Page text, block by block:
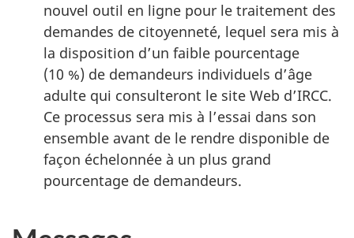
nouvel outil en ligne pour le traitement des
demandes de citoyenneté, lequel sera mis à
la disposition d’un faible pourcentage
(10 %) de demandeurs individuels d’âge
adulte qui consulteront le site Web d’IRCC.
Ce processus sera mis à l’essai dans son
ensemble avant de le rendre disponible de
façon échelonnée à un plus grand
pourcentage de demandeurs.